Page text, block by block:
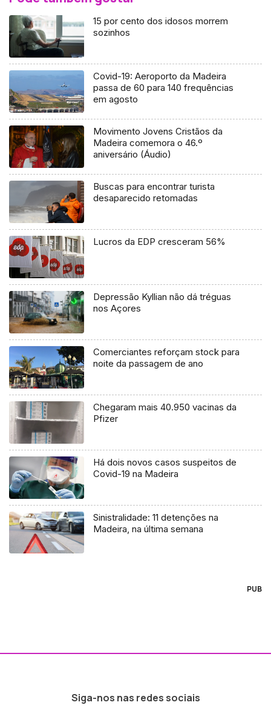
15 por cento dos idosos morrem
sozinhos
Covid-19: Aeroporto da Madeira
passa de 60 para 140 frequências
em agosto
Movimento Jovens Cristãos da
Madeira comemora o 46.º
aniversário (Áudio)
Buscas para encontrar turista
desaparecido retomadas
Lucros da EDP cresceram 56%
Depressão Kyllian não dá tréguas
nos Açores
Comerciantes reforçam stock para
noite da passagem de ano
Chegaram mais 40.950 vacinas da
Pfizer
Há dois novos casos suspeitos de
Covid-19 na Madeira
Sinistralidade: 11 detenções na
Madeira, na última semana
PUB
Siga-nos nas redes sociais